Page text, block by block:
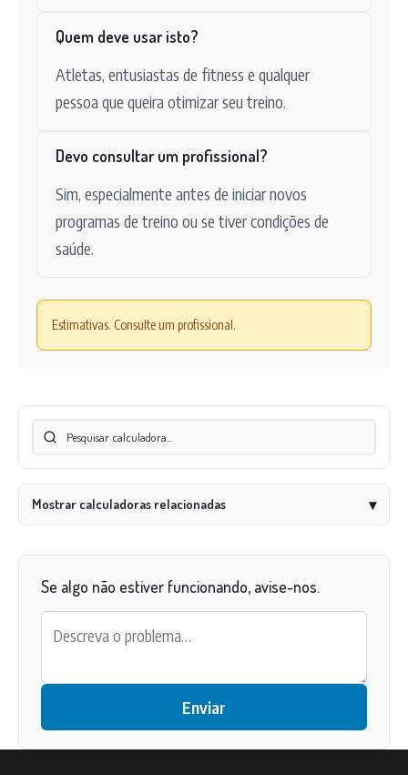
Quem deve usar isto?
Atletas, entusiastas de fitness e qualquer
pessoa que queira otimizar seu treino.
Devo consultar um profissional?
Sim, especialmente antes de iniciar novos
programas de treino ou se tiver condições de
saúde.
Estimativas. Consulte um profissional.
Mostrar calculadoras relacionadas ▾
Se algo não estiver funcionando, avise-nos.
Enviar